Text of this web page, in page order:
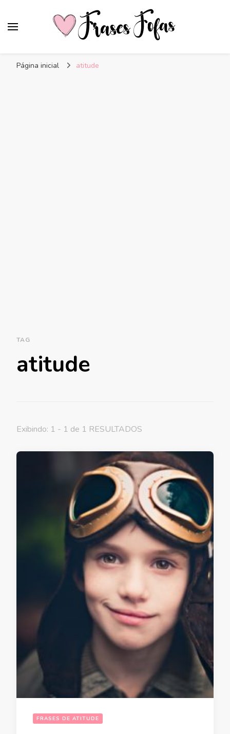
Página inicial atitude
TAG
atitude
Exibindo: 1 - 1 de 1 RESULTADOS
FRASES DE ATITUDE